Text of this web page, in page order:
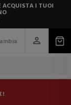
ACQUISTA I TUOI